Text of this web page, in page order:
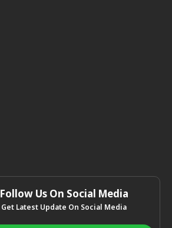
Follow Us On Social Media
Get Latest Update On Social Media